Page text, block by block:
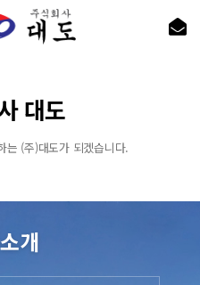
대도
는 (주)대도가 되겠습니다.
개